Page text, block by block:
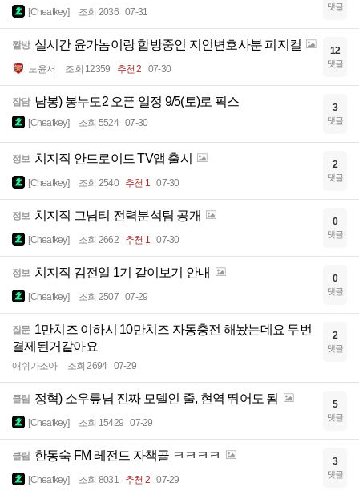
[Cheatkey] 조회 2036 07-31 댓글
짤방 실시간 윤가놈이랑 합방중인 지인변호사분 피지컬
노윤서 조회 12359 추천 2 07-30
12
댓글
잡담 남봉) 봉누도2 오픈 일정 9/5(토)로 픽스
[Cheatkey] 조회 5524 07-30
3
댓글
정보 치지직 안드로이드 TV앱 출시
[Cheatkey] 조회 2540 추천 1 07-30
2
댓글
정보 치지직 그님티 전력분석팀 공개
[Cheatkey] 조회 2662 추천 1 07-30
0
댓글
정보 치지직 김전일 1기 같이보기 안내
[Cheatkey] 조회 2507 07-29
0
댓글
질문 1만치즈 이하시 10만치즈 자동충전 해놨는데요 두번
결제된거같아요
애쉬가조아 조회 2694 07-29
2
댓글
클립 정혁) 소우릎님 진짜 모델인 줄, 현역 뛰어도 됨
[Cheatkey] 조회 15429 07-29
5
댓글
클립 한동숙 FM 레전드 자책골 ㅋㅋㅋㅋ
[Cheatkey] 조회 8031 추천 2 07-29
3
댓글